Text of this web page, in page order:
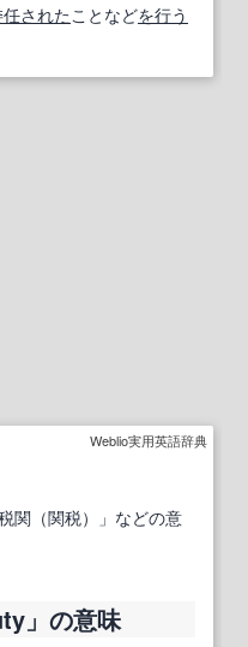
されたことなどを行う
Weblio実用英語辞典
関（関税）」などの意
」の意味